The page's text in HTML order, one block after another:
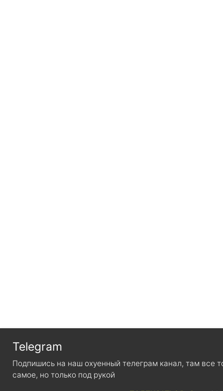
Telegram
Подпишись на наш охуенный телеграм канал, там все
самое, но только под рукой